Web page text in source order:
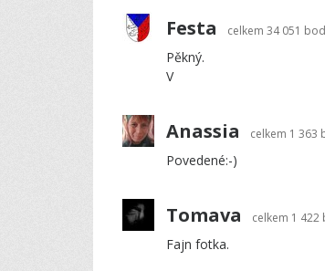
Festa celkem 34 051
Pěkný.
V
Anassia celkem 1 363
Povedené:-)
Tomava celkem 1 422
Fajn fotka.